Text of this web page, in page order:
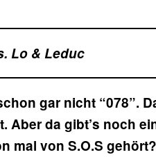
Lo & Leduc
gar nicht “078”.
Aber da gibt’s noch
mal von S.O.S gehört?